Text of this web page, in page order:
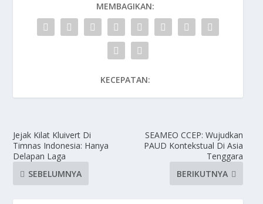
MEMBAGIKAN:
KECEPATAN:
Jejak Kilat Kluivert Di
Timnas Indonesia: Hanya
Delapan Laga
SEBELUMNYA
SEAMEO CCEP: Wujudkan
PAUD Kontekstual Di Asia
Tenggara
BERIKUTNYA